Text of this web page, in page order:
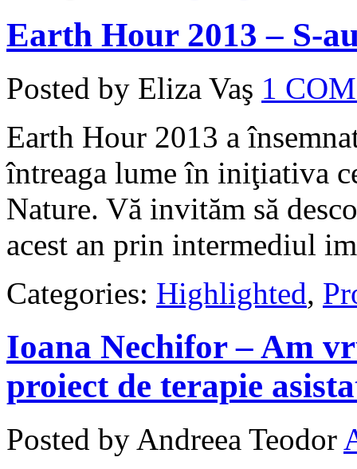
Earth Hour 2013 – S-
Posted by Eliza Vaş 1
Earth Hour 2013 a
întreaga lume în iniţiativa
Nature. Vă invităm să
acest an prin intermediul
Categories: Highlighted,
Ioana Nechifor – Am
proiect de terapie
Posted by Andreea Teodor